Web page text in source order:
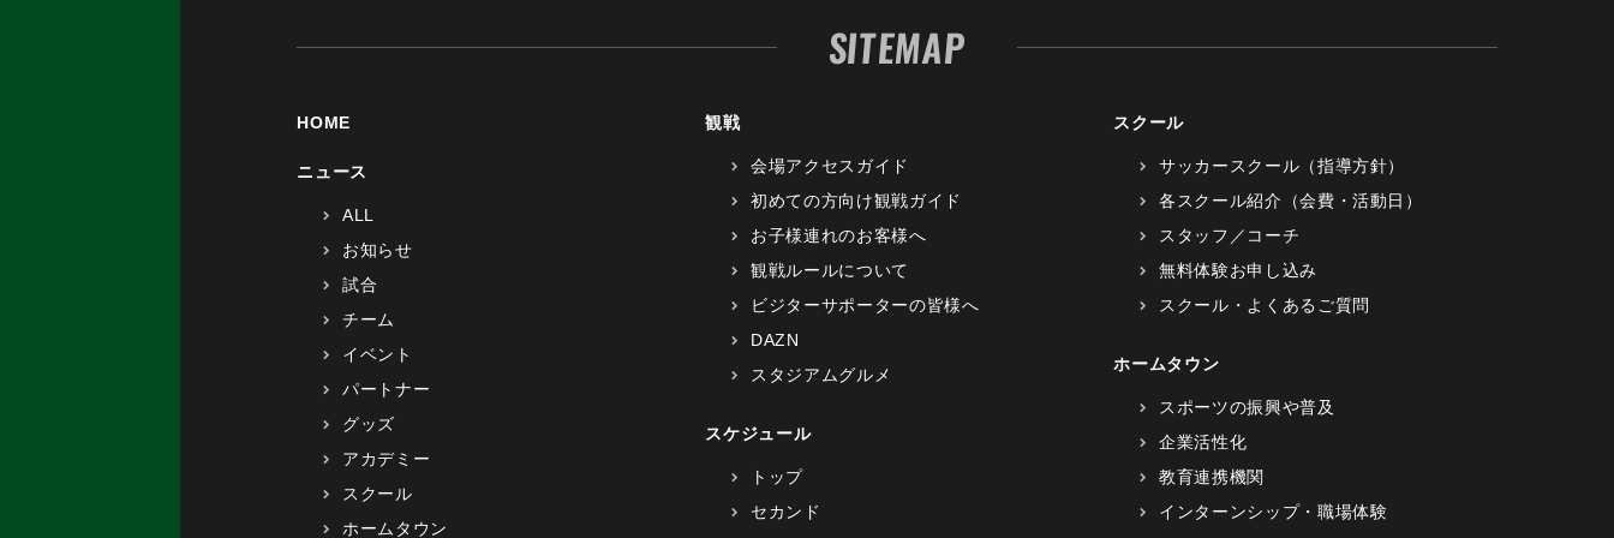
SITEMAP
HOME
ニュース
ALL
お知らせ
試合
チーム
イベント
パートナー
グッズ
アカデミー
スクール
ホームタウン
観戦
会場アクセスガイド
初めての方向け観戦ガイド
お子様連れのお客様へ
観戦ルールについて
ビジターサポーターの皆様へ
DAZN
スタジアムグルメ
スケジュール
トップ
セカンド
スクール
サッカースクール（指導方針）
各スクール紹介（会費・活動日）
スタッフ／コーチ
無料体験お申し込み
スクール・よくあるご質問
ホームタウン
スポーツの振興や普及
企業活性化
教育連携機関
インターンシップ・職場体験